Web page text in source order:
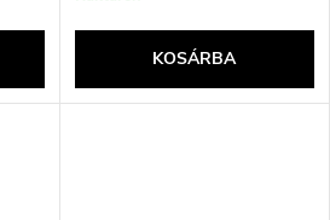
KOSÁRBA